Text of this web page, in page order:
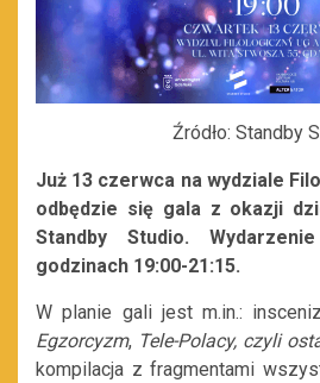
Źródło: Standby
Już 13 czerwca na wydziale
odbędzie się gala z okazji
Standby Studio.
godzinach 19:00-21:15.
W planie gali jest m.in.:
Egzorcyzm, Tele-Polacy, czyli
kompilacja z fragmentami